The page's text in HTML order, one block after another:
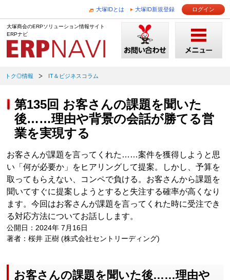
大塚IDとは 大塚ID新規登録 ログイン
大塚商会のERPソリューション情報サイト
ERPナビ
トク◎情報 IT＆ビジネスコラム
第135回 お客さんの課題を聞いた
後……理由や背景の会話が勝てる営
業を実現する
お客さんが課題を言ってくれた……案件を獲得しようと思
い「何が必要か」をヒアリングして提案。しかし、予算を
取ってもらえない、コンペで負ける。お客さんから課題を
聞いてすぐに提案しようとすると失注する確率が高くなり
ます。今回はお客さんが課題を言ってくれた時に受注でき
る対応方法についてお話しします。
公開日：2024年 7月16日
著者：桜井 正樹 (株式会社セントリーディング)
お客さんの課題を聞いた後……理由や